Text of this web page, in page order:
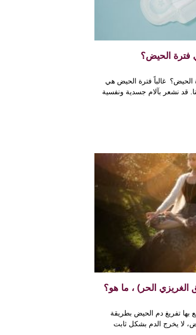
فترة الحيض؟
الحيض؟ غالباً فترة الحيض هي
قد نشعر بآلام جسدية ونفسية
الغريزي الحر) ، ما هو؟
بها تفريغ دم الحيض بطريقة
لا يخرج الدم بشكل ثابت